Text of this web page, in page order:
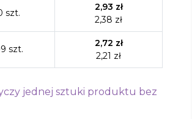
szt.
2,93 zł
2,38 zł
szt.
2,72 zł
2,21 zł
jednej sztuki produktu bez